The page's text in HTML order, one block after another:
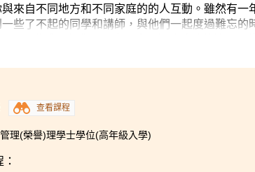
來自不同地方和不同家庭的的人互動。雖然有一
些了不起的同學和講師，與他們一起度過難忘的
且還為我們提供及分享了未來通往成功的途俓。儘
仍可以體驗到在高端和專業的環境中工作。最後，
你願意面對挑戰，你將能夠在這裡享受美好的大
查看課程
理(榮譽)理學士學位(高年級入學)